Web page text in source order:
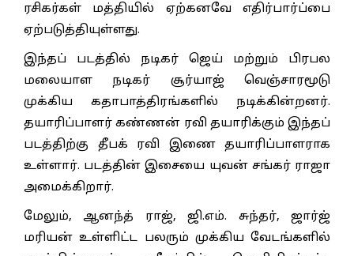
ரசிகர்கள் மத்தியில் ஏற்கனவே எதிர்பார்ப்பை
ஏற்படுத்தியுள்ளது.
இந்தப் படத்தில் நடிகர் ஜெய் மற்றும் பிரபல
மலையாள நடிகர் சூர்யாஜ் வெஞ்சாரமூடு
முக்கிய கதாபாத்திரங்களில் நடிக்கின்றனர்.
தயாரிப்பாளர் கண்ணன் ரவி தயாரிக்கும் இந்தப்
படத்திற்கு தீபக் ரவி இணை தயாரிப்பாளராக
உள்ளார். படத்தின் இசையை யுவன் சங்கர் ராஜா
அமைக்கிறார்.
மேலும், ஆனந்த் ராஜ், ஜி.எம். சுந்தர், ஜார்ஜ்
மரியன் உள்ளிட்ட பலரும் முக்கிய வேடங்களில்